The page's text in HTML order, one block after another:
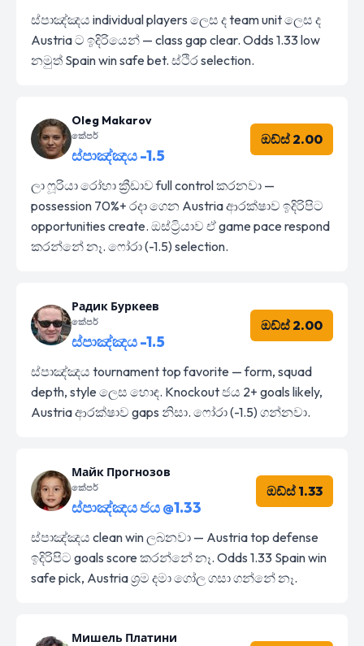
ස්පාඤ්ඤය individual players ලෙස ද team unit ලෙස ද
Austria ට ඉදිරියෙන් — class gap clear. Odds 1.33 low
නමුත් Spain win safe bet. ස්ථිර selection.
Oleg Makarov
කේපර්
ස්පාඤ්ඤය -1.5
ඔඩ්ස් 2.00
ලා ෆූරියා රෝහා ක්‍රීඩාව full control කරනවා —
possession 70%+ රදා ගෙන Austria ආරක්ෂාව ඉදිරිපිට
opportunities create. ඔස්ට්‍රියාව ඒ game pace respond
කරන්නේ නෑ. ෆෝරා (-1.5) selection.
Радик Буркеев
කේපර්
ස්පාඤ්ඤය -1.5
ඔඩ්ස් 2.00
ස්පාඤ්ඤය tournament top favorite — form, squad
depth, style ලෙස හොඳ. Knockout ජය 2+ goals likely,
Austria ආරක්ෂාව gaps නිසා. ෆෝරා (-1.5) ගන්නවා.
Майк Прогнозов
කේපර්
ස්පාඤ්ඤය ජය @1.33
ඔඩ්ස් 1.33
ස්පාඤ්ඤය clean win ලබනවා — Austria top defense
ඉදිරිපිට goals score කරන්නේ නෑ. Odds 1.33 Spain win
safe pick, Austria ශ්‍රම දමා ගෝල ගසා ගන්නේ නෑ.
Мишель Платини